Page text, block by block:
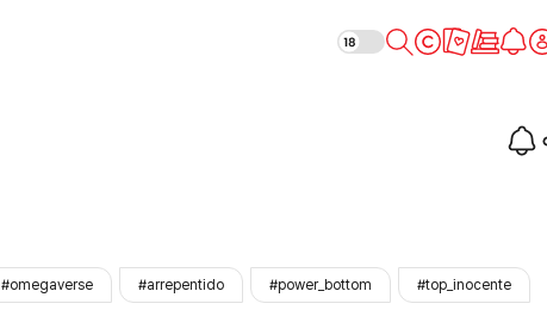
Noche de ternura
#omegaverse #arrepentido #power_bottom #top_inocente